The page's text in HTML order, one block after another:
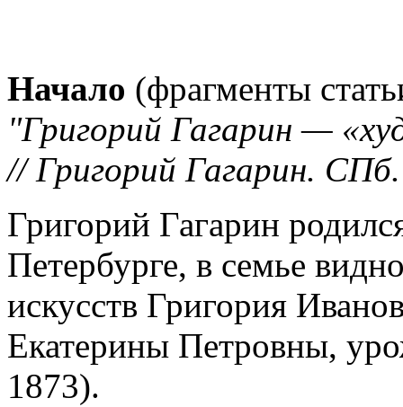
Начало (фрагменты
"Григорий Гагарин —
// Григорий Гагарин.
Григорий Гагарин
Петербурге, в семье
искусств Григория
Екатерины Петровны,
1873).